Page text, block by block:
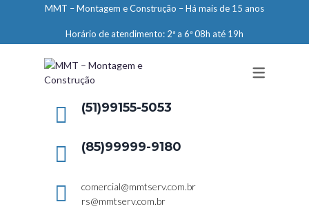
ENGENHARIA
LIMPEZA E CONSERVAÇÃO
MANUTENÇÃO PREDIAL
ELEVADORES – PREPARAÇÃO DE
MMT – Montagem e Construção – Há mais de 15 anos
Horário de atendimento: 2ª a 6ª 08h até 19h
(51)99155-5053
(85)99999-9180
comercial@mmtserv.com.br
rs@mmtserv.com.br